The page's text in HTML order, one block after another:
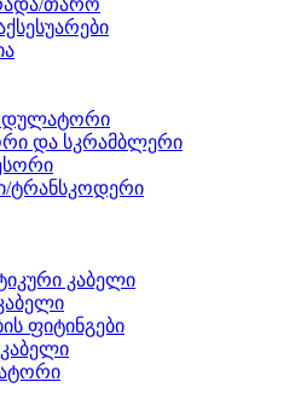
თარო
და სკრამბლერი
ტრანსკოდერი
კაბელი
ფიტინგები